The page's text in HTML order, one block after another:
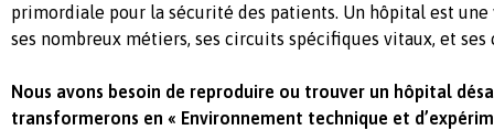
primordiale pour la sécurité des patients. Un hôpital est
ses nombreux métiers, ses circuits spécifiques vitaux, et
Nous avons besoin de reproduire ou trouver un hôpital
transformerons en « Environnement technique et